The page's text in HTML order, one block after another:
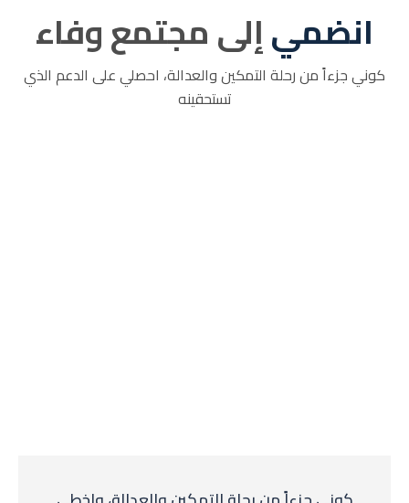
انضميإلى مجتمع وفاء
كوني جزءاً من رحلة التمكين والعدالة، احصلي على الدعم الذي
تستحقينه